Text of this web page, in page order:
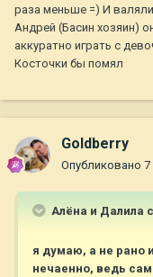
раза меньше =) И
Андрей (Басин хозяин)
аккуратно играть с
Косточки бы помял
Goldberry
Опубликовано 7
Алёна и Далила
я думаю, а не рано
нечаенно, ведь